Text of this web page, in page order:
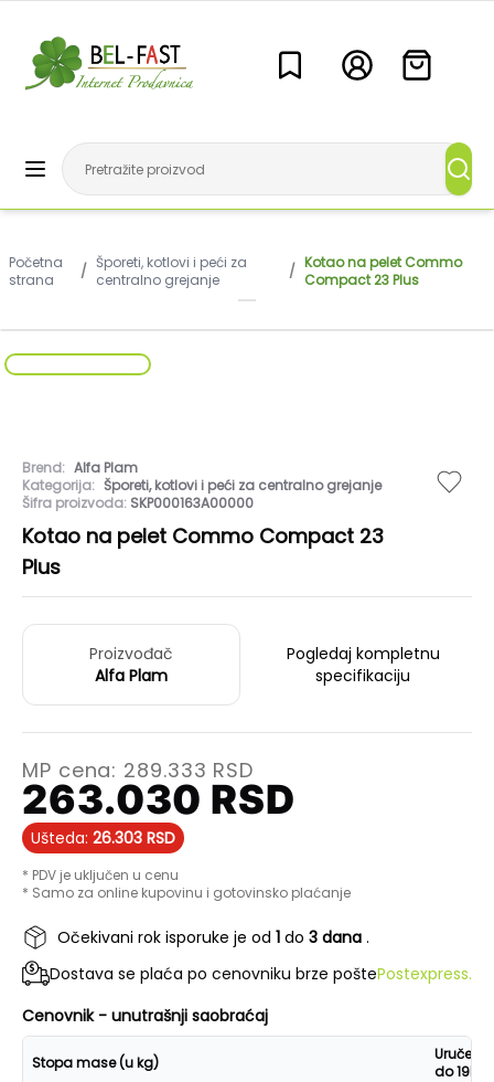
Početna
strana
/ Šporeti, kotlovi i peći za
centralno grejanje
/ Kotao na pelet Commo
Compact 23 Plus
Brend: Alfa Plam
Kategorija: Šporeti, kotlovi i peći za centralno grejanje
Šifra proizvoda: SKP000163A00000
Kotao na pelet Commo Compact 23
Plus
Proizvođač
Alfa Plam
Pogledaj kompletnu
specifikaciju
MP cena: 289.333 RSD
263.030 RSD
Ušteda: 26.303 RSD
* PDV je uključen u cenu
* Samo za online kupovinu i gotovinsko plaćanje
Očekivani rok isporuke je od 1 do 3 dana .
Dostava se plaća po cenovniku brze poštePostexpress.
Cenovnik - unutrašnji saobraćaj
Stopa mase (u kg)
Uručenje
do 19h